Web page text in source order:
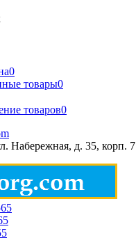
0
товары0
товаров0
Набережная, д. 35, корп. 7